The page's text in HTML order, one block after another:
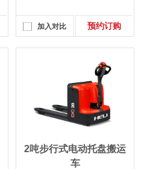
加入对比 预约订购
2吨步行式电动托盘搬运
车